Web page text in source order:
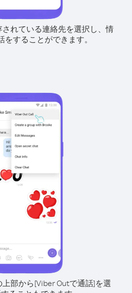
れている連絡先を選択し、情
をすることができます。
部から[Viber Outで通話]を選